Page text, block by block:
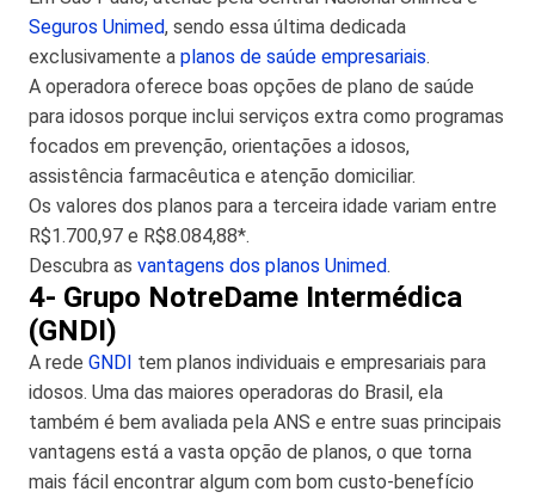
Seguros Unimed, sendo essa última dedicada
exclusivamente a planos de saúde empresariais.
A operadora oferece boas opções de plano de saúde
para idosos porque inclui serviços extra como programas
focados em prevenção, orientações a idosos,
assistência farmacêutica e atenção domiciliar.
Os valores dos planos para a terceira idade variam entre
R$1.700,97 e R$8.084,88*.
Descubra as vantagens dos planos Unimed.
4- Grupo NotreDame Intermédica
(GNDI)
A rede GNDI tem planos individuais e empresariais para
idosos. Uma das maiores operadoras do Brasil, ela
também é bem avaliada pela ANS e entre suas principais
vantagens está a vasta opção de planos, o que torna
mais fácil encontrar algum com bom custo-benefício